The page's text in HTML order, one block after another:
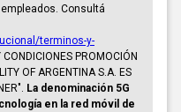
Consultá
terminos-y-
PROMOCIÓN
OF ARGENTINA S.A. ES
La denominación 5G
en la red móvil de